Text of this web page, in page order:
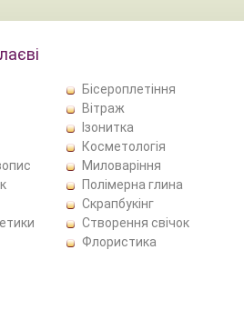
Бісероплетіння
Вітраж
Ізонитка
Косметологія
Миловаріння
Полімерна глина
Скрапбукінг
Створення свічок
Флористика